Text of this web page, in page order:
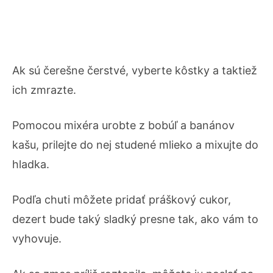
Ak sú čerešne čerstvé, vyberte kôstky a taktiež
ich zmrazte.
Pomocou mixéra urobte z bobúľ a banánov
kašu, prilejte do nej studené mlieko a mixujte do
hladka.
Podľa chuti môžete pridať práškový cukor,
dezert bude taký sladký presne tak, ako vám to
vyhovuje.